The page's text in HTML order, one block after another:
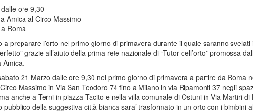
ore 9,30
Amica al Circo Massimo
Roma
a preparare l’orto nel primo giorno di primavera durante il quale saranno svelati
grazie all’aiuto della prima rete nazionale di “Tutor dell’orto” promossa
Amica.
21 Marzo dalle ore 9,30 nel primo giorno di primavera a partire da Roma
Massimo in Via San Teodoro 74 fino a Milano in via Ripamonti 37 negli
anche a Terni in piazza Tacito e nella villa comunale di Ostuni in Via Martiri di
della suggestiva città bianca sara’ trasformato in un orto con i bimbini al